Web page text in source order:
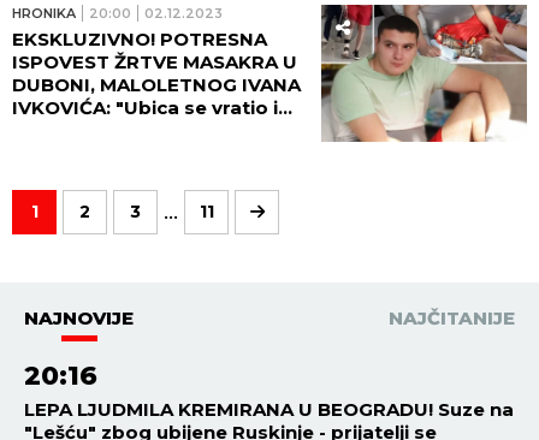
svojom hrabrošću!
HRONIKA 20:00 02.12.2023
EKSKLUZIVNO! POTRESNA
ISPOVEST ŽRTVE MASAKRA U
DUBONI, MALOLETNOG IVANA
IVKOVIĆA: "Ubica se vratio i
1 2 3 ... 11
NAJNOVIJE NAJČITANIJE
20:16
LEPA LJUDMILA KREMIRANA U BEOGRADU! Suze na
"Lešću" zbog ubijene Ruskinje - prijatelji se